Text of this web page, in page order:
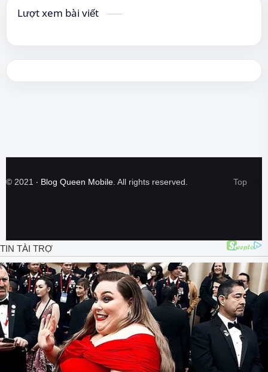
Lượt xem bài viết
© 2021 ‧ Blog Queen Mobile . All rights reserved.